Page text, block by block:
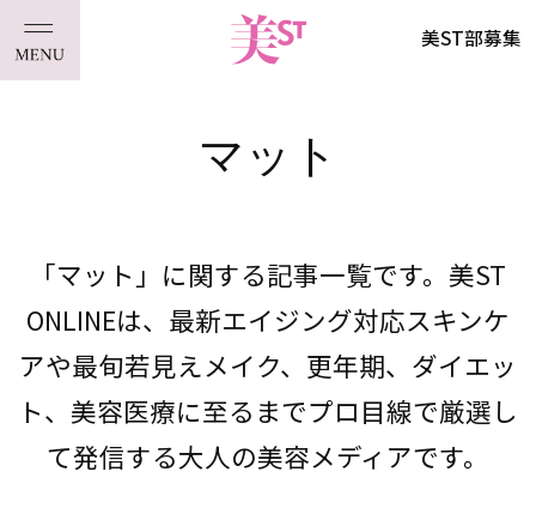
美ST部募集
マット
「マット」に関する記事一覧です。美ST
ONLINEは、最新エイジング対応スキンケ
アや最旬若見えメイク、更年期、ダイエッ
ト、美容医療に至るまでプロ目線で厳選し
て発信する大人の美容メディアです。